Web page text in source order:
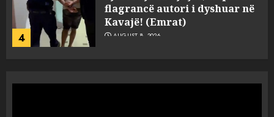
5
Durrës!
AUGUST 8, 2026